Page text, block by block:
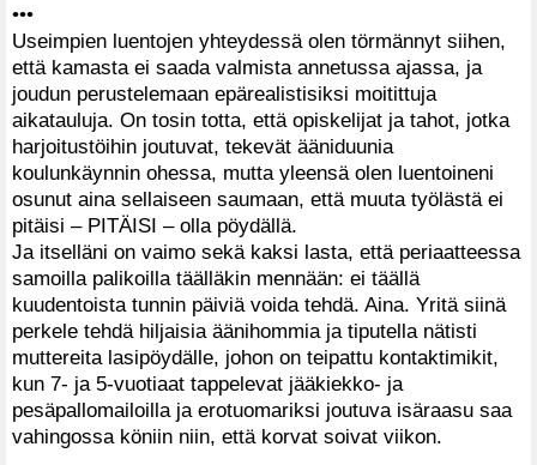
•••
Useimpien luentojen yhteydessä olen törmännyt siihen,
että kamasta ei saada valmista annetussa ajassa, ja
joudun perustelemaan epärealistisiksi moitittuja
aikatauluja. On tosin totta, että opiskelijat ja tahot, jotka
harjoitustöihin joutuvat, tekevät ääniduunia
koulunkäynnin ohessa, mutta yleensä olen luentoineni
osunut aina sellaiseen saumaan, että muuta työlästä ei
pitäisi – PITÄISI – olla pöydällä.
Ja itselläni on vaimo sekä kaksi lasta, että periaatteessa
samoilla palikoilla täälläkin mennään: ei täällä
kuudentoista tunnin päiviä voida tehdä. Aina. Yritä siinä
perkele tehdä hiljaisia äänihommia ja tiputella nätisti
muttereita lasipöydälle, johon on teipattu kontaktimikit,
kun 7- ja 5-vuotiaat tappelevat jääkiekko- ja
pesäpallomailoilla ja erotuomariksi joutuva isäraasu saa
vahingossa köniin niin, että korvat soivat viikon.